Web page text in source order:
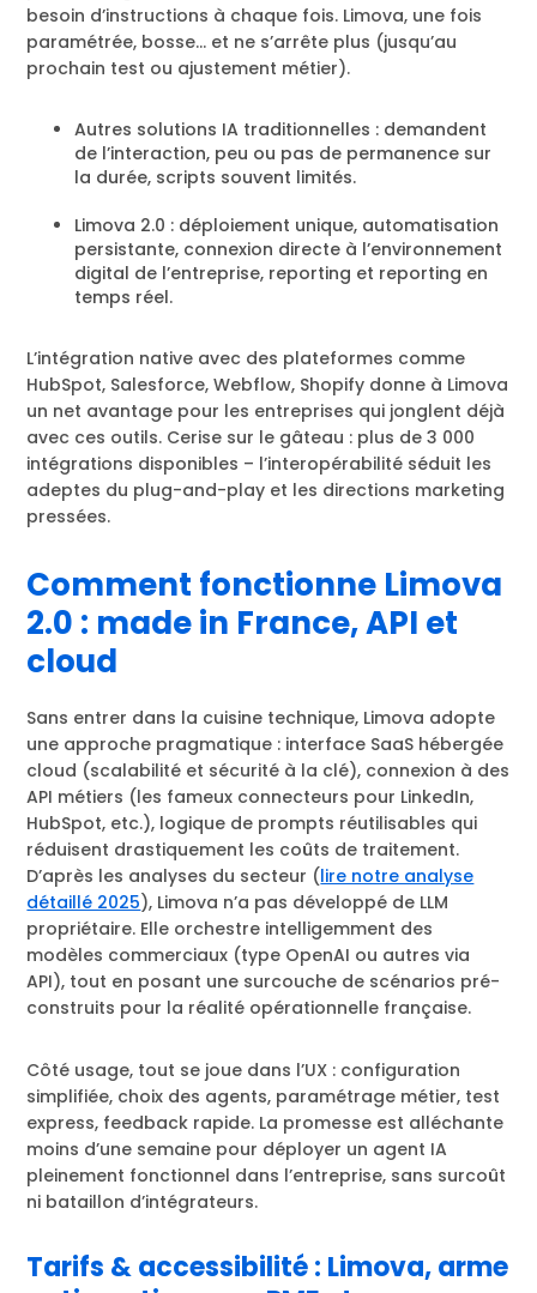
besoin d’instructions à chaque fois. Limova, une fois
paramétrée, bosse… et ne s’arrête plus (jusqu’au
prochain test ou ajustement métier).
Autres solutions IA traditionnelles : demandent
de l’interaction, peu ou pas de permanence sur
la durée, scripts souvent limités.
Limova 2.0 : déploiement unique, automatisation
persistante, connexion directe à l’environnement
digital de l’entreprise, reporting et reporting en
temps réel.
L’intégration native avec des plateformes comme
HubSpot, Salesforce, Webflow, Shopify donne à Limova
un net avantage pour les entreprises qui jonglent déjà
avec ces outils. Cerise sur le gâteau : plus de 3 000
intégrations disponibles – l’interopérabilité séduit les
adeptes du plug-and-play et les directions marketing
pressées.
Comment fonctionne Limova
2.0 : made in France, API et
cloud
Sans entrer dans la cuisine technique, Limova adopte
une approche pragmatique : interface SaaS hébergée
cloud (scalabilité et sécurité à la clé), connexion à des
API métiers (les fameux connecteurs pour LinkedIn,
HubSpot, etc.), logique de prompts réutilisables qui
réduisent drastiquement les coûts de traitement.
D’après les analyses du secteur (lire notre analyse
détaillé 2025), Limova n’a pas développé de LLM
propriétaire. Elle orchestre intelligemment des
modèles commerciaux (type OpenAI ou autres via
API), tout en posant une surcouche de scénarios pré-
construits pour la réalité opérationnelle française.
Côté usage, tout se joue dans l’UX : configuration
simplifiée, choix des agents, paramétrage métier, test
express, feedback rapide. La promesse est alléchante
moins d’une semaine pour déployer un agent IA
pleinement fonctionnel dans l’entreprise, sans surcoût
ni bataillon d’intégrateurs.
Tarifs & accessibilité : Limova, arme